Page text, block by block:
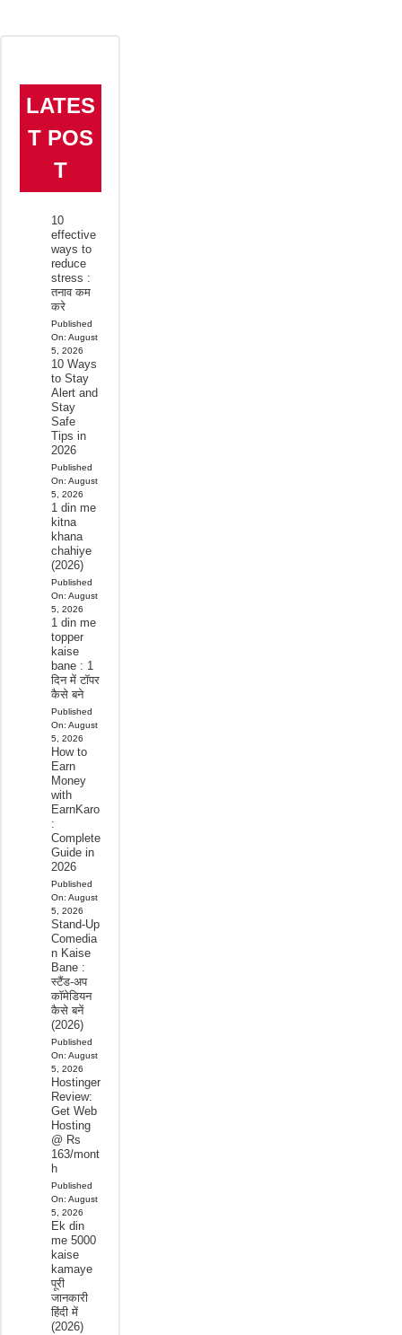
LATES
T POS
T
10
effective
ways to
reduce
stress :
तनाव कम
करे
Published
On: August
5, 2026
10 Ways
to Stay
Alert and
Stay
Safe
Tips in
2026
Published
On: August
5, 2026
1 din me
kitna
khana
chahiye
(2026)
Published
On: August
5, 2026
1 din me
topper
kaise
bane : 1
दिन में टॉपर
कैसे बने
Published
On: August
5, 2026
How to
Earn
Money
with
EarnKaro
:
Complete
Guide in
2026
Published
On: August
5, 2026
Stand-Up
Comedia
n Kaise
Bane :
स्टैंड-अप
कॉमेडियन
कैसे बनें
(2026)
Published
On: August
5, 2026
Hostinger
Review:
Get Web
Hosting
@ Rs
163/mont
h
Published
On: August
5, 2026
Ek din
me 5000
kaise
kamaye
पूरी
जानकारी
हिंदी में
(2026)